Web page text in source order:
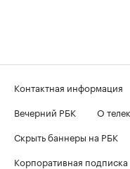
Контактная информация
Вечерний РБК
О
Скрыть баннеры на РБК
Корпоративная подписка